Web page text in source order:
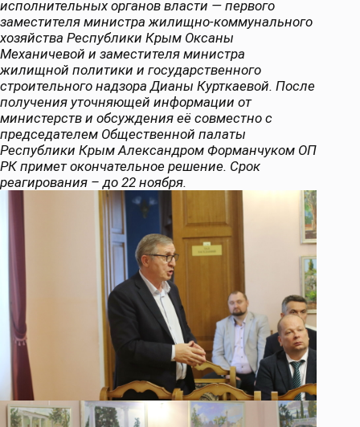
исполнительных органов власти — первого
заместителя министра жилищно-коммунального
хозяйства Республики Крым Оксаны
Механичевой и заместителя министра
жилищной политики и государственного
строительного надзора Дианы Курткаевой. После
получения уточняющей информации от
министерств и обсуждения её совместно с
председателем Общественной палаты
Республики Крым Александром Форманчуком ОП
РК примет окончательное решение. Срок
реагирования – до 22 ноября.